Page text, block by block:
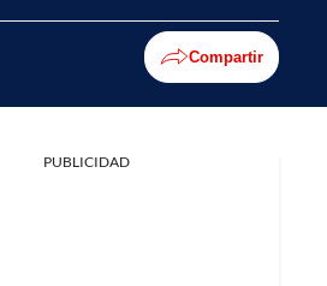
Compartir
PUBLICIDAD